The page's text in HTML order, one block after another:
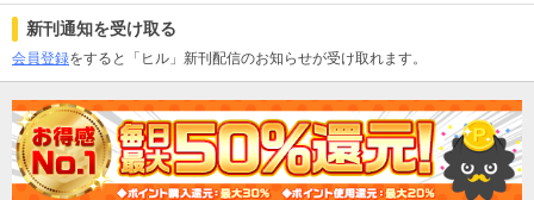
新刊通知を受け取る
会員登録をすると「ヒル」新刊配信のお知らせが受け取れます。